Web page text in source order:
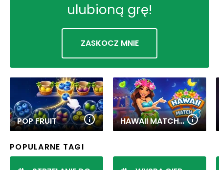
ulubioną grę!
ZASKOCZ MNIE
POP FRUIT HAWAII MATCH 6
POPULARNE TAGI